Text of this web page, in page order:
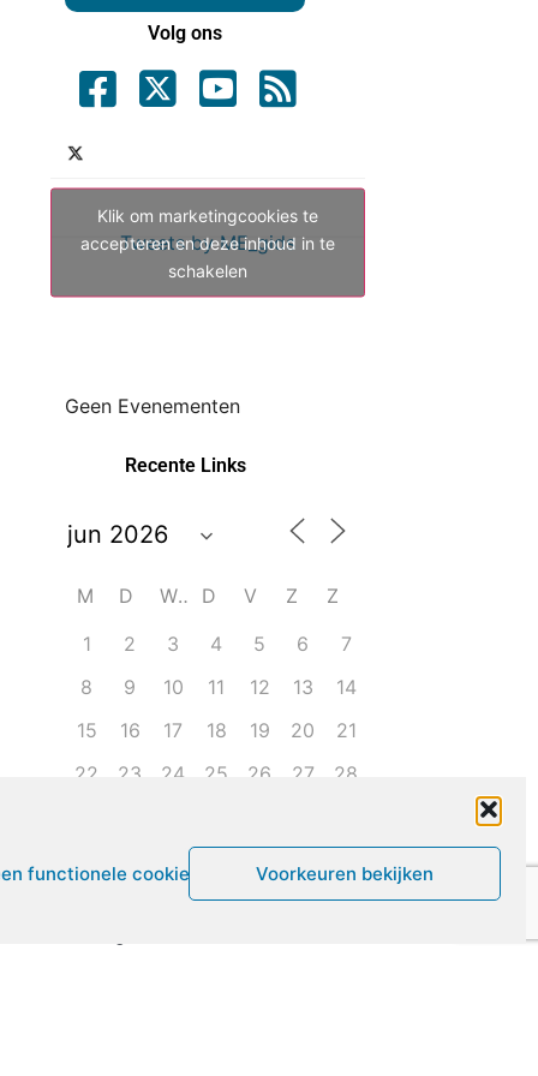
functionele cookies Voorkeuren bekijken
Volg ons
Tweets by ME_gids
Klik om marketingcookies te
accepteren en deze inhoud in te
schakelen
Geen Evenementen
Recente Links
M D W D V Z
Z
1
2 3 4 5 6
7
8
9 10 11 12 13
14
15
16 17 18 19 20
21
22
23 24 25 26 27
28
Leven met ME/CVS en POTS